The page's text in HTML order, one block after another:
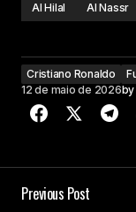
Al Hilal Al Nassr
Cristiano Ronaldo
12 de maio de 2026by
Previous Post